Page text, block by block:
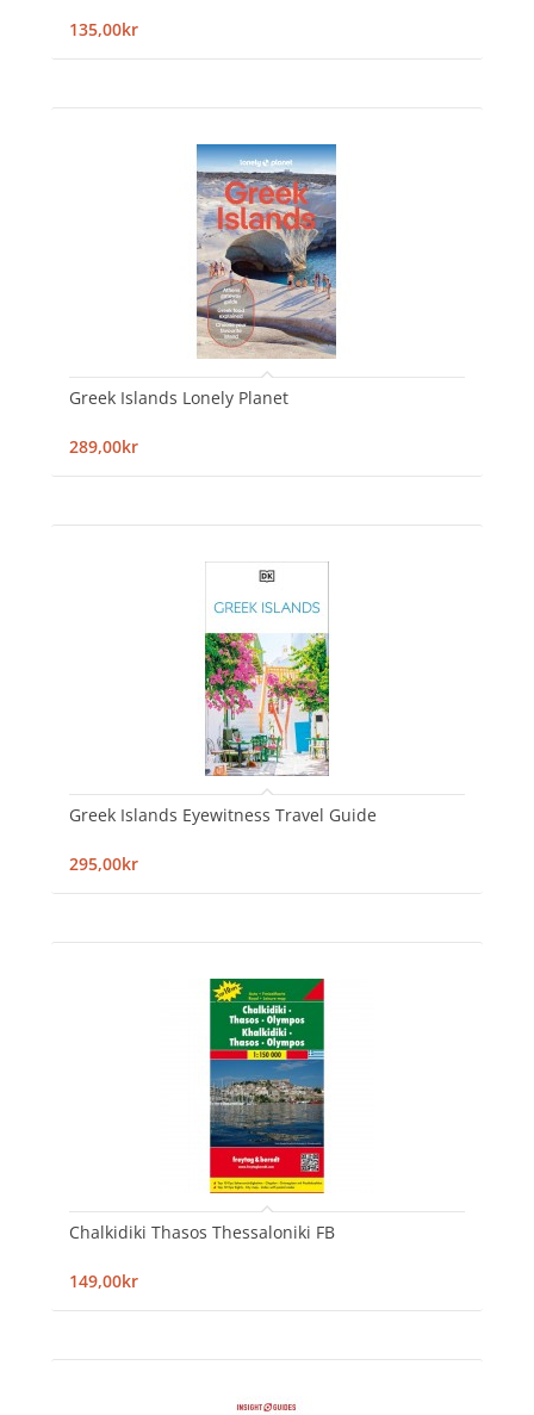
135,00kr
Greek Islands Lonely Planet
289,00kr
Greek Islands Eyewitness Travel Guide
295,00kr
Chalkidiki Thasos Thessaloniki FB
149,00kr